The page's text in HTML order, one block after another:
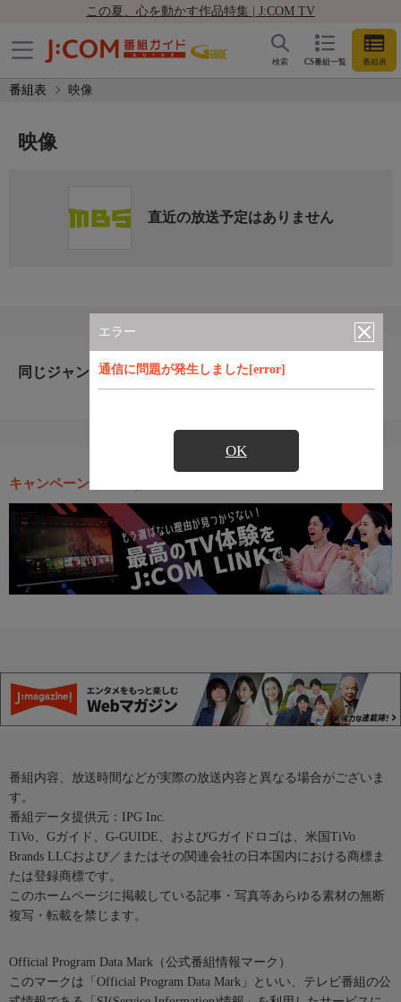
この夏、心を動かす作品特集 | J:COM TV
CS番組一覧 番組表
検索
番組表 映像
エラー
通信に問題が発生しました[error]
OK
映像
直近の放送予定はありません
同じジャンルのおすすめ番組
キャンペーン・お得な情報
番組内容、放送時間などが実際の放送内容と異なる場合がございま
す。
番組データ提供元：IPG Inc.
TiVo、Gガイド、G-GUIDE、およびGガイドロゴは、米国TiVo
Brands LLCおよび／またはその関連会社の日本国内における商標ま
たは登録商標です。
このホームページに掲載している記事・写真等あらゆる素材の無断
複写・転載を禁じます。
Official Program Data Mark（公式番組情報マーク）
このマークは「Official Program Data Mark」といい、テレビ番組の公